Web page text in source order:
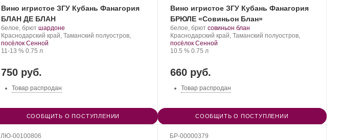
Вино игристое ЗГУ Кубань Фанагория
БЛАН ДЕ БЛАН
Производитель:
Фанагория.
белое, брют .
Сорт
винограда:
шардоне
Регион:
Краснодарский край, Таманский полуостров,
посёлок Сенной
Крепость
11-13 %. Объем
0.75 л
750 руб.
Товар распродан
СООБЩИТЬ О ПОСТУПЛЕНИИ
Вино игристое ЗГУ Кубань Фанагория
БРЮЛЕ «Совиньон Блан»
Производитель:
Фанагория.
белое, брют .
Сорт
винограда:
совиньон блан.
Регион:
Краснодарский край, Таманский полуостров,
посёлок Сенной
Крепость
10.5 %. Объем
0.75 л
660 руб.
Товар распродан
СООБЩИТЬ О ПОСТУПЛЕНИИ
ЛЮ-00100806 БР-00000379